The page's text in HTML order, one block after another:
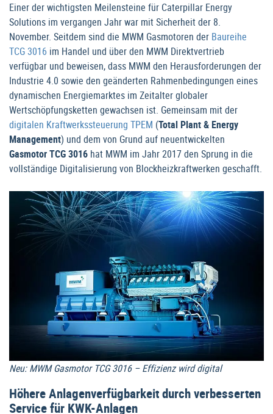
Einer der wichtigsten Meilensteine für Caterpillar Energy
Solutions im vergangen Jahr war mit Sicherheit der 8.
November. Seitdem sind die MWM Gasmotoren der Baureihe
TCG 3016 im Handel und über den MWM Direktvertrieb
verfügbar und beweisen, dass MWM den Herausforderungen der
Industrie 4.0 sowie den geänderten Rahmenbedingungen eines
dynamischen Energiemarktes im Zeitalter globaler
Wertschöpfungsketten gewachsen ist. Gemeinsam mit der
digitalen Kraftwerkssteuerung TPEM (Total Plant & Energy
Management) und dem von Grund auf neuentwickelten
Gasmotor TCG 3016 hat MWM im Jahr 2017 den Sprung in die
vollständige Digitalisierung von Blockheizkraftwerken geschafft.
Neu: MWM Gasmotor TCG 3016 – Effizienz wird digital
Höhere Anlagenverfügbarkeit durch verbesserten
Service für KWK-Anlagen